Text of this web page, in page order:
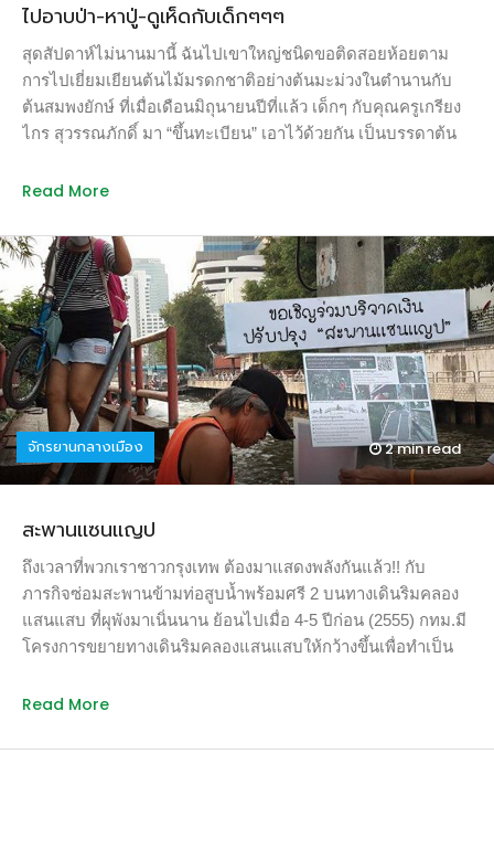
ป่าต่างๆ ภายใต้วงกลมสีแดงนั่น ถ้านำแผนที่แสดงผืนป่าของ
มาเลเซียมาเทียบ จะเห็นว่าถนนเหล่านั้นตัดผ่านผืนป่าอันอุดม
สมบูรณ์ […]
ไปอาบป่า-หาปู่-ดูเห็ดกับเด็กๆๆๆ
สุดสัปดาห์ไม่นานมานี้ ฉันไปเขาใหญ่ชนิดขอติดสอยห้อยตาม
การไปเยี่ยมเยียนต้นไม้มรดกชาติอย่างต้นมะม่วงในตำนานกับ
ต้นสมพงยักษ์ ที่เมื่อเดือนมิถุนายนปีที่แล้ว เด็กๆ กับคุณครูเกรียง
ไกร สุวรรณภักดิ์ มา “ขึ้นทะเบียน” เอาไว้ด้วยกัน เป็นบรรดาต้น
ใครมาตัดเพราะเป็นมรดกของชาติ เป็นของที่สมควรรักษาไว้ให้
ชัดๆ จะได้ไปหาจุลินทรีย์ที่มีประโยชน์ สูดไอน้ำมันระเหยจาก
ต้นไม้ที่ขึ้นในธรรมชาติ และรับประจุลบเพิ่มพลังให้ร่างกายจิตใจ
ที่ขาดวิตามินป่ามาหลายปีแล้ว ฉันฝันถึงขบวนแถวของเด็กๆ ที่
เดินอย่างสงบเพื่อไปคารวะคุณปู่สมพง ดูเห็ดราไลเคน ฟังเสียงนก
อย่างรื่นรมย์ และอยากให้สุดสัปดาห์นั้นมาถึงโดยเร็ว แต่เมื่อต้อง
มาเดินป่าบนเส้นทางเดินยาวราว 2.7 กม. ในป่าเขาใหญ่ ตามหลัง
เด็กวัยอนุบาล-ประถมต้น-ประถมปลายเป็นสิบๆ ที่ข้างหน้า ยังไม่
นับอีกหลายสิบที่ตามหลังมาติดๆ พร้อมพ่อแม่เอาจริงๆ สิ่งที่เกิด
ขึ้นคือ ยังไม่ทันถึง 50 เมตรแรก เด็กหญิงข้างหน้าฉันร้องงอแง
บ่นเบื่อ กลัวทาก เรามาทำอะไรกันที่นี่ ป่าไม่เห็นมีอะไร สกปรก มี
เกาะตามขาและร่างกายทุกครั้งที่รู้สึกคันขึ้นมา / ตามมาด้วย รถ
เราจอดอยู่ไหน หนูจะกลับบ้าน ฯลฯ 50 เมตรแรก มีเห็ดต้นสีขาว
หมวกสีแดงสวยงามน่ารักมากขึ้นอยู่ตามสองข้างทางทั่วไป มี
เถาวัลย์พันเกลียวกันห้อยลงมาจากเรือนยอดไม้ดิ่งลงมาจนถึงพื้น
จนเหมือนใครเอามาผูกไว้ และถ้าฟังให้ดี […]
Read More
จักรยานกลางเมือง 2 minread
สะพานเเซนเเญป
ถึงเวลาที่พวกเราชาวกรุงเทพ ต้องมาแสดงพลังกันแล้ว!! กับ
ภารกิจซ่อมสะพานข้ามท่อสูบน้ำพร้อมศรี 2 บนทางเดินริมคลอง
แสนแสบ ที่ผุพังมาเนิ่นนาน ย้อนไปเมื่อ 4-5 ปีก่อน (2555) กทม.มี
โครงการขยายทางเดินริมคลองแสนแสบให้กว้างขึ้นเพื่อทำเป็น
ซอยทองหล่องบประมาณกว่าร้อยล้านบาท แต่งบประมาณ
การทักท้วงจากผู้แทนผู้ใช้จักรยานแล้วก็ตาม ผลก็คือ เมื่อขยาย
Read More